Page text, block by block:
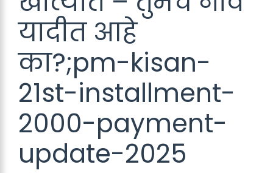
यादीत आहे
का?;pm-kisan-
21st-installment-
2000-payment-
update-2025